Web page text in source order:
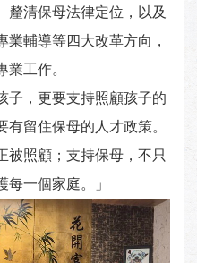
釐清保母法律定位，以及
輔導等四大改革方向，
工作。
，更要支持照顧孩子的
留住保母的人才政策。
被照顧；支持保母，不只
一個家庭。」